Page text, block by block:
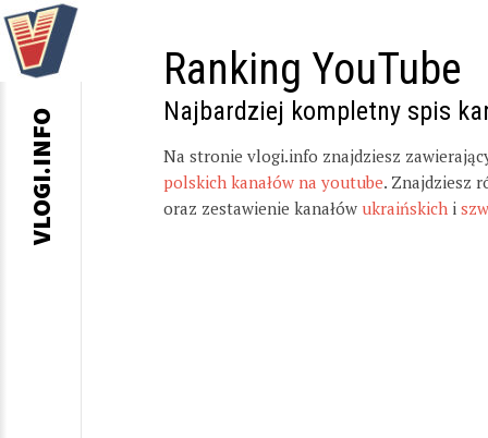
Ranking YouTube
Najbardziej kompletny spis
Na stronie vlogi.info znajdziesz
polskich kanałów na youtube. Znajdziesz
oraz zestawienie kanałów ukraińskich i
VLOGI.INFO